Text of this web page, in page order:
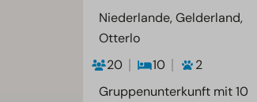
Niederlande, Gelderland,
Otterlo
20
10
2
Gruppenunterkunft mit 10